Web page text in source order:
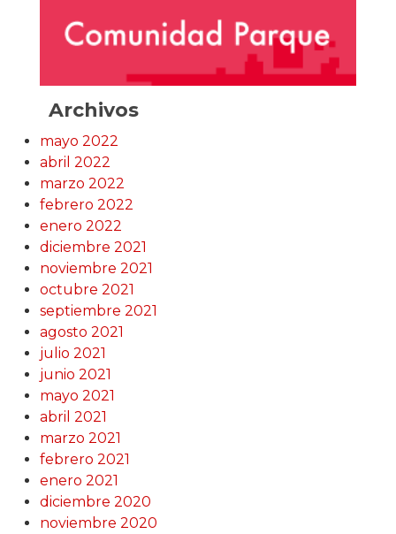
Archivos
mayo 2022
abril 2022
marzo 2022
febrero 2022
enero 2022
diciembre 2021
noviembre 2021
octubre 2021
septiembre 2021
agosto 2021
julio 2021
junio 2021
mayo 2021
abril 2021
marzo 2021
febrero 2021
enero 2021
diciembre 2020
noviembre 2020